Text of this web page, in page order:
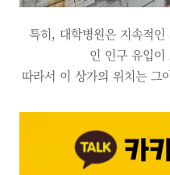
특히, 대학병원은 지속적
인 인구 유입이
따라서 이 상가의 위치는 그